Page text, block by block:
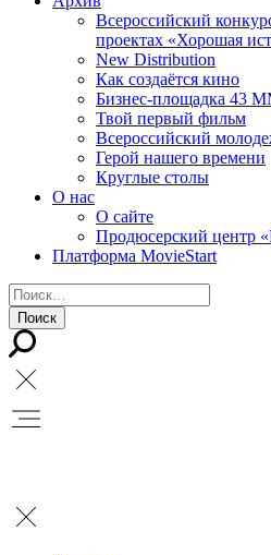
Всероссийский
проектах «Хорошая
New Distribution
Как создаётся кино
Бизнес-площадка 43
Твой первый фильм
Всероссийский
Герой нашего времени
Круглые столы
О нас
О сайте
Продюсерский центр
Платформа MovieStart